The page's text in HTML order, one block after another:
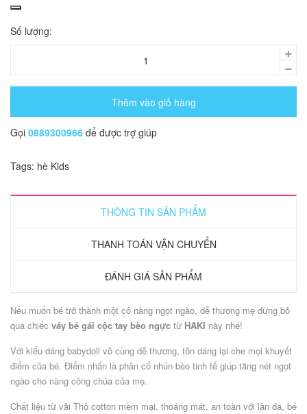
Số lượng:
Thêm vào giỏ hàng
Gọi 0889300966 để được trợ giúp
Tags: hè Kids
THÔNG TIN SẢN PHẨM
THANH TOÁN VẬN CHUYỂN
ĐÁNH GIÁ SẢN PHẨM
Nếu muốn bé trở thành một cô nàng ngọt ngào, dễ thương mẹ đừng bỏ
qua chiếc váy bé gái cộc tay bèo ngực từ HAKI này nhé!
Với kiểu dáng babydoll vô cùng dễ thương, tôn dáng lại che mọi khuyết
điểm của bé. Điểm nhấn là phần cổ nhún bèo tinh tế giúp tăng nét ngọt
ngào cho nàng công chúa của mẹ.
Chất liệu từ vải Thô cotton mềm mại, thoáng mát, an toàn với làn da, bé